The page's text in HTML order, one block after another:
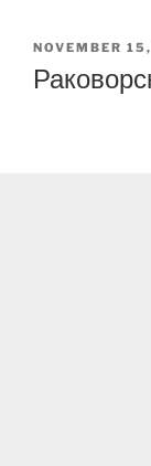
POSTED
ON
NOVEMBER